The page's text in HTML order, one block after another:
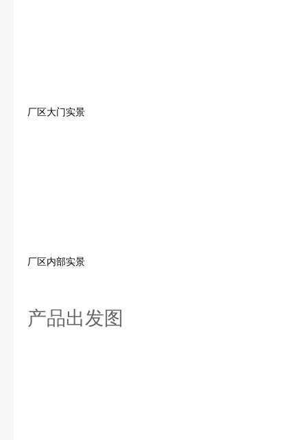
厂区大门实景
厂区内部实景
产品出发图